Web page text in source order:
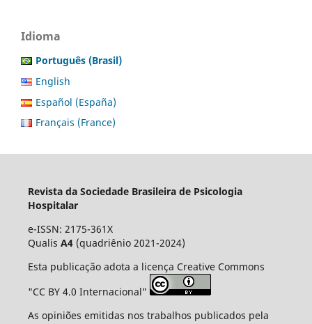
Idioma
Português (Brasil)
English
Español (España)
Français (France)
Revista da Sociedade Brasileira de Psicologia
Hospitalar
e-ISSN: 2175-361X
Qualis A4(quadriênio 2021-2024)
Esta publicação adota a licença Creative Commons
"CC BY 4.0 Internacional"
As opiniões emitidas nos trabalhos publicados pela